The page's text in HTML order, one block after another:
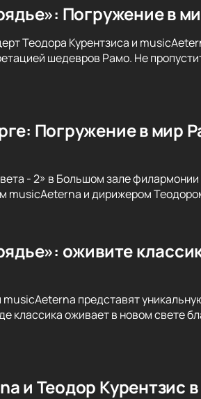
Погружение в
Теодора Курентзиса и
шедевров Рамо. Не
Погружение в мир
- 2» в Большом зале
musicAeterna и дирижером
оживите
представят
классика оживает в новом свете
и Теодор Курентзис